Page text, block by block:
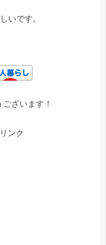
いです。
ざいます！
ンク